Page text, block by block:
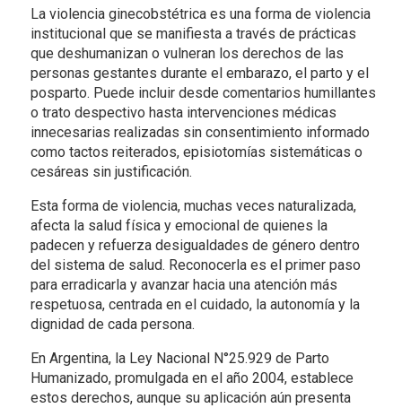
La violencia ginecobstétrica es una forma de violencia
institucional que se manifiesta a través de prácticas
que deshumanizan o vulneran los derechos de las
personas gestantes durante el embarazo, el parto y el
posparto. Puede incluir desde comentarios humillantes
o trato despectivo hasta intervenciones médicas
innecesarias realizadas sin consentimiento informado
como tactos reiterados, episiotomías sistemáticas o
cesáreas sin justificación.
Esta forma de violencia, muchas veces naturalizada,
afecta la salud física y emocional de quienes la
padecen y refuerza desigualdades de género dentro
del sistema de salud. Reconocerla es el primer paso
para erradicarla y avanzar hacia una atención más
respetuosa, centrada en el cuidado, la autonomía y la
dignidad de cada persona.
En Argentina, la Ley Nacional N°25.929 de Parto
Humanizado, promulgada en el año 2004, establece
estos derechos, aunque su aplicación aún presenta